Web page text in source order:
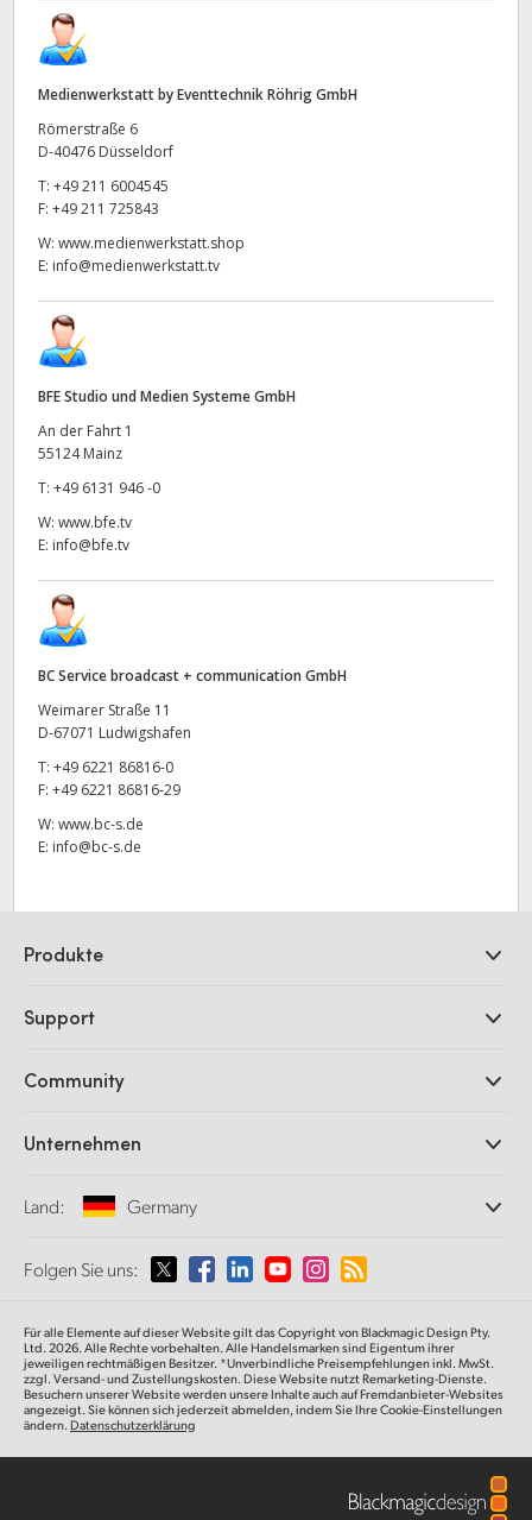
Medienwerkstatt by Eventtechnik Röhrig GmbH
Römerstraße 6
D-40476 Düsseldorf
T: +49 211 6004545
F: +49 211 725843
W: www.medienwerkstatt.shop
E: info@medienwerkstatt.tv
BFE Studio und Medien Systeme GmbH
An der Fahrt 1
55124 Mainz
T: +49 6131 946 -0
W: www.bfe.tv
E: info@bfe.tv
BC Service broadcast + communication GmbH
Weimarer Straße 11
D-67071 Ludwigshafen
T: +49 6221 86816-0
F: +49 6221 86816-29
W: www.bc-s.de
E: info@bc-s.de
Produkte
DaVinci Resolve und Fusion Software
Ultimatte
Aufzeichnung und Wiedergabe
Norm- und Formatwandlung
Netzwerkspeicher
Signalverteilung und Distribution
Streaming und Encoding
Support
Support-Center
Community
Unternehmen
Informationen über uns
Medien
Land: Germany
Wählen Sie Ihr Land aus
Australia
Austria
Folgen Sie uns:
Für alle Elemente auf dieser Website gilt das Copyright von Blackmagic Design Pty.
Ltd. 2026. Alle Rechte vorbehalten. Alle Handelsmarken sind Eigentum ihrer
jeweiligen rechtmäßigen Besitzer. *Unverbindliche Preisempfehlungen inkl. MwSt.
zzgl. Versand- und Zustellungskosten. Diese Website nutzt Remarketing-Dienste.
Besuchern unserer Website werden unsere Inhalte auch auf Fremdanbieter-Websites
angezeigt. Sie können sich jederzeit abmelden, indem Sie Ihre Cookie-Einstellungen
ändern.Datenschutzerklärung